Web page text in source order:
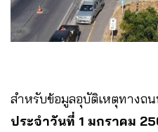
สำหรับข้อมูลอุบัติเหตุทางถ
ประจำวันที่ 1 มกราคม